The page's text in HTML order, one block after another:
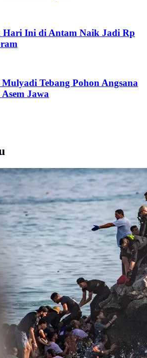
Hari Ini di Antam Naik Jadi Rp
Tebang Pohon Angsana
Jawa